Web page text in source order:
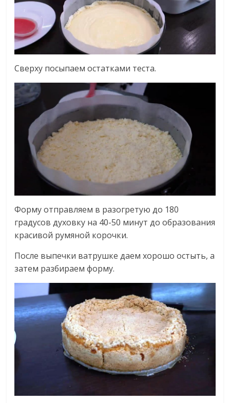
Сверху посыпаем остатками теста.
Форму отправляем в разогретую до 180
градусов духовку на 40-50 минут до образования
красивой румяной корочки.
После выпечки ватрушке даем хорошо остыть, а
затем разбираем форму.